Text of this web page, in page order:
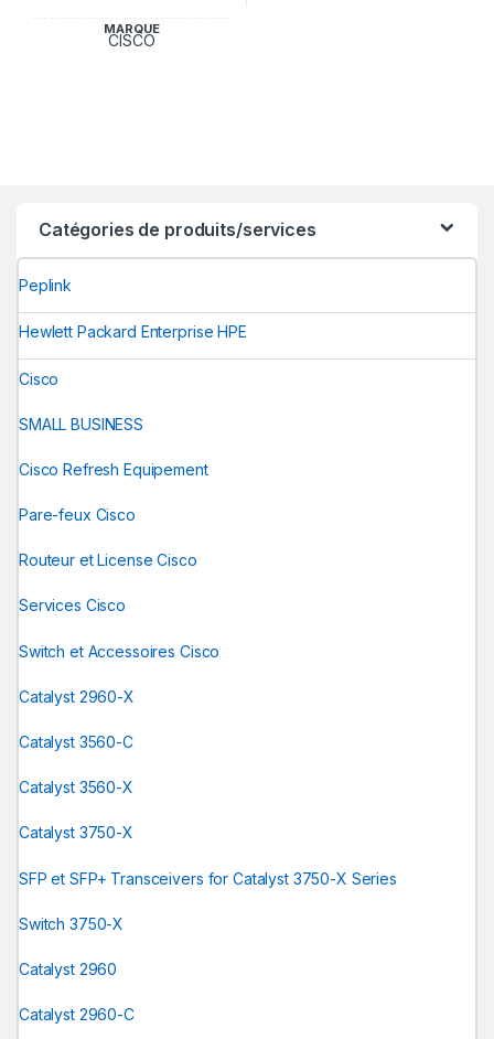
MARQUE
CISCO
Catégories de produits/services
Peplink
Hewlett Packard Enterprise HPE
Cisco
SMALL BUSINESS
Cisco Refresh Equipement
Pare-feux Cisco
Routeur et License Cisco
Services Cisco
Switch et Accessoires Cisco
Catalyst 2960-X
Catalyst 3560-C
Catalyst 3560-X
Catalyst 3750-X
SFP et SFP+ Transceivers for Catalyst 3750-X Series
Switch 3750-X
Catalyst 2960
Catalyst 2960-C